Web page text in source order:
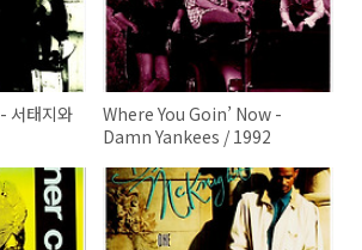
서태지와
Where You Goin’ Now -
Damn Yankees / 1992